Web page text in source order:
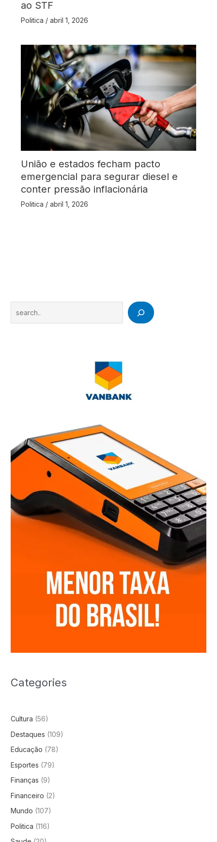
ao STF
Politica / abril 1, 2026
União e estados fecham pacto
emergencial para segurar diesel e
conter pressão inflacionária
Politica / abril 1, 2026
Categories
Cultura (56)
Destaques (109)
Educação (78)
Esportes (79)
Finanças (9)
Financeiro (2)
Mundo (107)
Politica (116)